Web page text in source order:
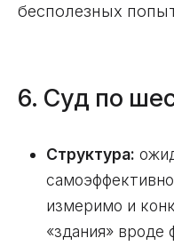
бесполезных
6. Суд по
Структура:
измеримо и
«здания» вроде